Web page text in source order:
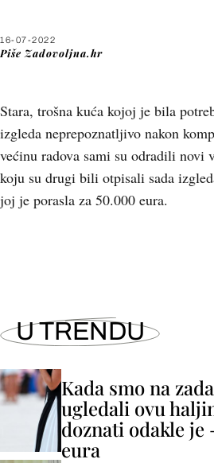
16-07-2022
Piše Zadovoljna.hr
Stara, trošna kuća kojoj je bila
izgleda neprepoznatljivo nakon
većinu radova sami su odradili novi
koju su drugi bili otpisali sada
joj je porasla za 50.000 eura.
U TRENDU
Kada smo na
ugledali ovu
doznati odakle je
eura